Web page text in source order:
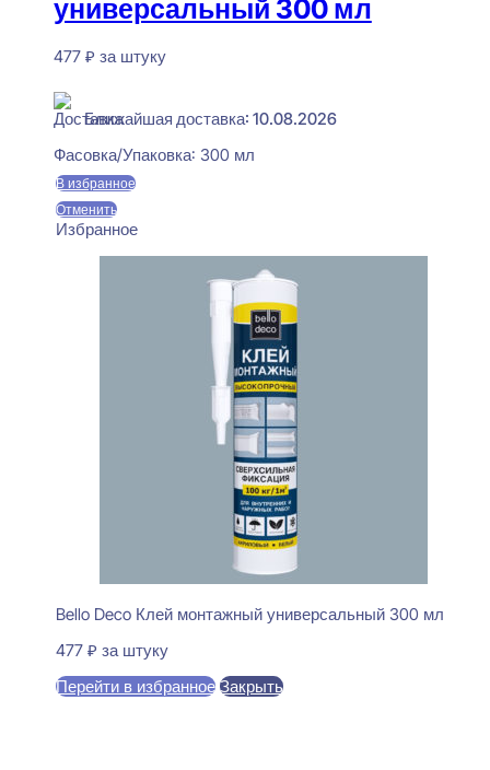
универсальный 300 мл
477 ₽ за штуку
Ближайшая доставка: 10.08.2026
Фасовка/Упаковка: 300 мл
В избранное
Отменить
Избранное
Bello Deco Клей монтажный универсальный 300 мл
477 ₽ за штуку
Перейти в избранное Закрыть